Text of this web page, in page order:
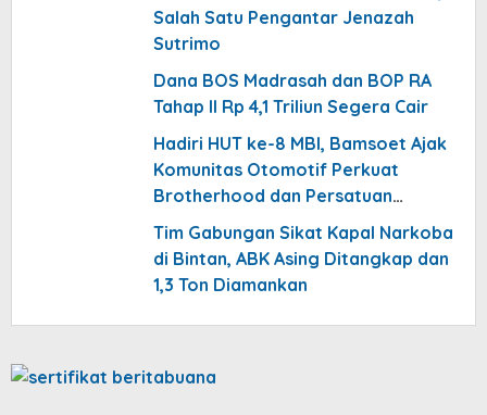
Salah Satu Pengantar Jenazah
Sutrimo
Dana BOS Madrasah dan BOP RA
Tahap II Rp 4,1 Triliun Segera Cair
Hadiri HUT ke-8 MBI, Bamsoet Ajak
Komunitas Otomotif Perkuat
Brotherhood dan Persatuan
Bangsa di Derasnya Provokasi
Pecah Belah
Tim Gabungan Sikat Kapal Narkoba
di Bintan, ABK Asing Ditangkap dan
1,3 Ton Diamankan